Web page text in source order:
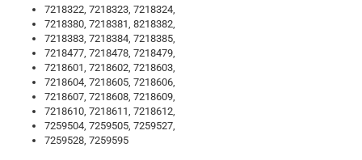
7218322, 7218323, 7218324,
7218380, 7218381, 8218382,
7218383, 7218384, 7218385,
7218477, 7218478, 7218479,
7218601, 7218602, 7218603,
7218604, 7218605, 7218606,
7218607, 7218608, 7218609,
7218610, 7218611, 7218612,
7259504, 7259505, 7259527,
7259528, 7259595